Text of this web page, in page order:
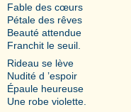
Fable des cœurs
Pétale des rêves
Beauté attendue
Franchit le seuil.
Rideau se lève
Nudité d ’espoir
Épaule heureuse
Une robe violette.